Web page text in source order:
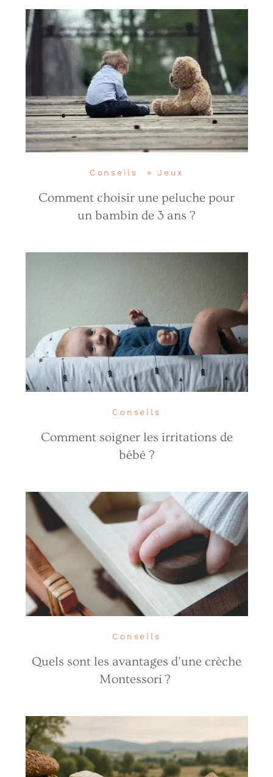
Conseils Jeux
Comment choisir une peluche pour
un bambin de 3 ans ?
Conseils
Comment soigner les irritations de
bébé ?
Conseils
Quels sont les avantages d’une crèche
Montessori ?